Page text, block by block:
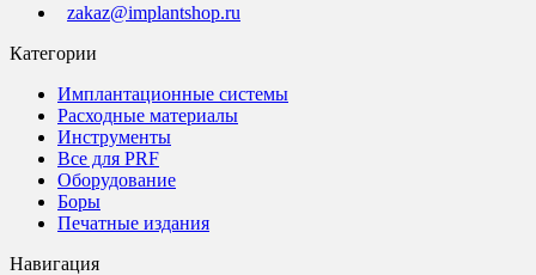
zakaz@implantshop.ru
Категории
Имплантационные системы
Расходные материалы
Инструменты
Все для PRF
Оборудование
Боры
Печатные издания
Навигация